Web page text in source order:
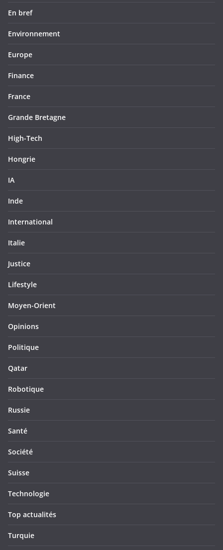
En bref
Environnement
Europe
Finance
France
Grande Bretagne
High-Tech
Hongrie
IA
Inde
International
Italie
Justice
Lifestyle
Moyen-Orient
Opinions
Politique
Qatar
Robotique
Russie
Santé
Société
Suisse
Technologie
Top actualités
Turquie